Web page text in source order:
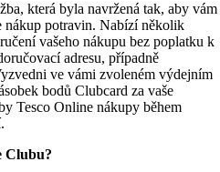
která byla navržená tak, aby vám
nákup potravin. Nabízí několik
vašeho nákupu bez poplatku k
adresu, případně
ve vámi zvoleném výdejním
bodů Clubcard za vaše
Tesco Online nákupy během
Clubu?